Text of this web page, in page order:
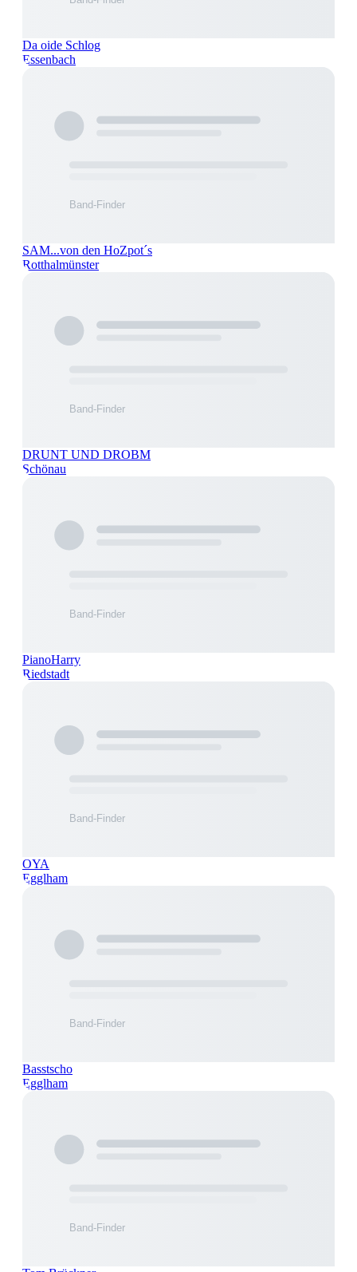
Da oide Schlog
Essenbach
SAM...von den HoZpot´s
Rotthalmünster
DRUNT UND DROBM
Schönau
PianoHarry
Riedstadt
OYA
Egglham
Basstscho
Egglham